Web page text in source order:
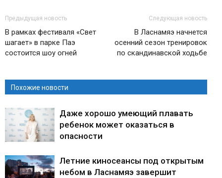
Предыдущая новость
В рамках фестиваля «Свет
шагает» в парке Паэ
состоится шоу огней
Следующая новость
В Ласнамяэ начнется
осенний сезон тренировок
по скандинавской ходьбе
Похожие новости
Даже хорошо умеющий плавать
ребенок может оказаться в
опасности
Летние киносеансы под открытым
небом в Ласнамяэ завершит